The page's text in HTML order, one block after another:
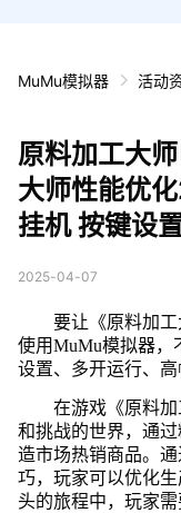
MuMu模拟器 活动
原料加工大
大师性能优
挂机 按键设
2025-04-07
要让《原料加
使用MuMu模拟器，
设置、多开运行、高
在游戏《原料
和挑战的世界，通
造市场热销商品。
巧，玩家可以优化
头的旅程中，玩家